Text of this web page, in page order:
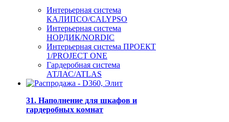
Интерьерная система
КАЛИПСО/CALYPSO
Интерьерная система
НОРДИК/NORDIC
Интерьерная система ПРОЕКТ
1/PROJECT ONE
Гардеробная система
АТЛАС/ATLAS
31. Наполнение для шкафов и
гардеробных комнат